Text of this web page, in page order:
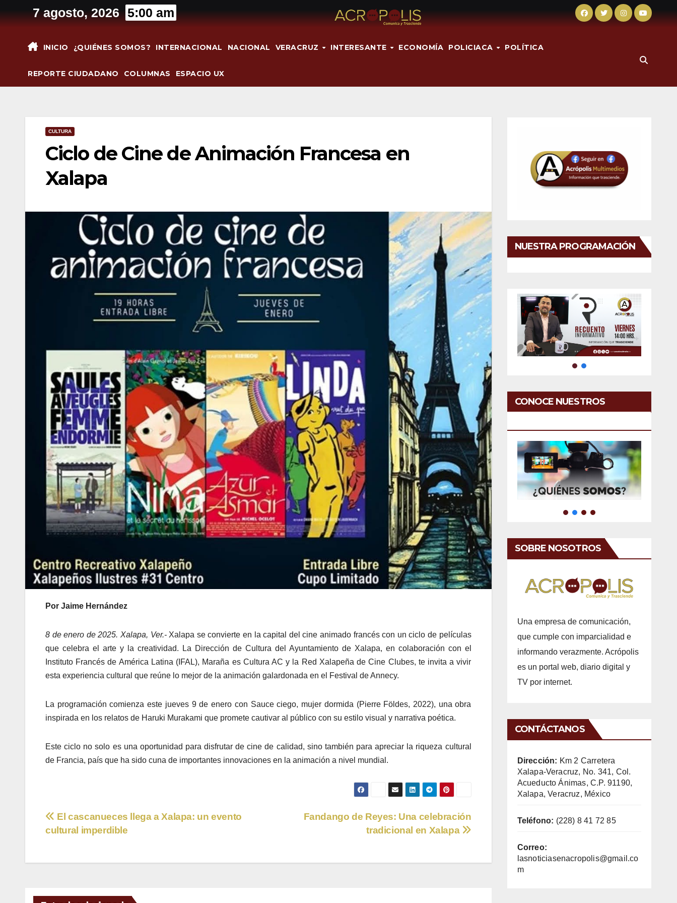
al
7 agosto, 2026 5:00 am
INICIO ¿QUIÉNES SOMOS? INTERNACIONAL NACIONAL VERACRUZ INTERESANTE ECONOMÍA POLICIACA POLÍTICA
REPORTE CIUDADANO COLUMNAS ESPACIO UX
CULTURA
Ciclo de Cine de Animación Francesa en
Xalapa
Por Jaime Hernández
8 de enero de 2025. Xalapa, Ver.- Xalapa se convierte en la capital del cine animado francés con un ciclo de películas
que celebra el arte y la creatividad. La Dirección de Cultura del Ayuntamiento de Xalapa, en colaboración con el
Instituto Francés de América Latina (IFAL), Maraña es Cultura AC y la Red Xalapeña de Cine Clubes, te invita a vivir
esta experiencia cultural que reúne lo mejor de la animación galardonada en el Festival de Annecy.
La programación comienza este jueves 9 de enero con Sauce ciego, mujer dormida (Pierre Földes, 2022), una obra
inspirada en los relatos de Haruki Murakami que promete cautivar al público con su estilo visual y narrativa poética.
Este ciclo no solo es una oportunidad para disfrutar de cine de calidad, sino también para apreciar la riqueza cultural
de Francia, país que ha sido cuna de importantes innovaciones en la animación a nivel mundial.
Navegación
entradas
Fandango de Reyes: Una celebración
tradicional en Xalapa
El cascanueces llega a Xalapa: un evento
cultural imperdible
NUESTRA PROGRAMACIÓN
CONOCE NUESTROS
SOBRE NOSOTROS
Una empresa de comunicación,
que cumple con imparcialidad e
informando verazmente. Acrópolis
es un portal web, diario digital y
TV por internet.
CONTÁCTANOS
Dirección: Km 2 Carretera
Xalapa-Veracruz, No. 341, Col.
Acueducto Ánimas, C.P. 91190,
Xalapa, Veracruz, México
Teléfono: (228) 8 41 72 85
Correo:
lasnoticiasenacropolis@gmail.co
m